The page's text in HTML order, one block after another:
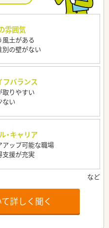
雰囲気
風土がある
別の壁がない
フバランス
取りやすい
ない
・キャリア
アップ可能な職場
支援が充実
詳しく聞く